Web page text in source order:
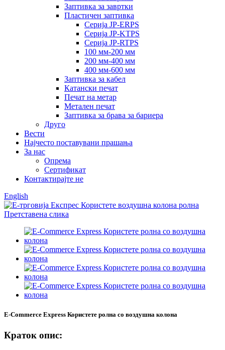
Заптивка за завртки
Пластичен заптивка
Серија JP-ERPS
Серија JP-KTPS
Серија JP-RTPS
100 мм-200 мм
200 мм-400 мм
400 мм-600 мм
Заптивка за кабел
Катански печат
Печат на метар
Метален печат
Заптивка за брава за бариера
Друго
Вести
Најчесто поставувани прашања
За нас
Опрема
Сертификат
Контактирајте не
English
E-Commerce Express Користете ролна со воздушна колона
Краток опис: